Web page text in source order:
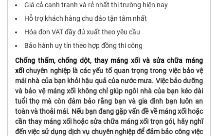
Giá cả cạnh tranh và rẻ nhất thị trường hiện nay
Hỗ trợ khách hàng chu đáo tận tâm nhất
Hóa đơn VAT đầy đủ xuất theo yêu cầu
Bảo hành uy tín theo hợp đồng thi công
Chống thấm, chống dột, thay máng xối và sửa chữa máng
xối chuyên nghiệp là các yếu tố quan trọng trong việc bảo vệ
mái nhà của bạn khỏi hậu quả của nước mưa. Việc bảo dưỡng
và bảo vệ máng xối không chỉ giúp ngôi nhà của bạn kéo dài
tuổi thọ mà còn đảm bảo rằng bạn và gia đình bạn luôn an
toàn và thoải mái. Nếu bạn đang gặp vấn đề về máng xối hoặc
cần thay máng xối hoặc sửa chữa máng xối trọn gói, hãy nghĩ
đến việc sử dụng dịch vụ chuyên nghiệp để đảm bảo công việc